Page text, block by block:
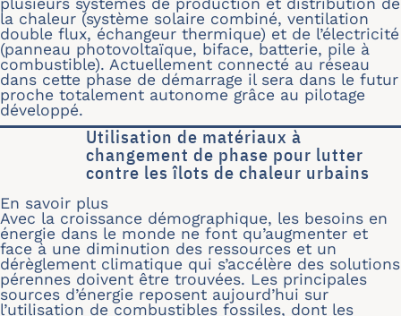
plusieurs systèmes de production et distribution de
la chaleur (système solaire combiné, ventilation
double flux, échangeur thermique) et de l’électricité
(panneau photovoltaïque, biface, batterie, pile à
combustible). Actuellement connecté au réseau
dans cette phase de démarrage il sera dans le futur
proche totalement autonome grâce au pilotage
développé.
Utilisation de matériaux à
changement de phase pour lutter
contre les îlots de chaleur urbains
En savoir plus
Avec la croissance démographique, les besoins en
énergie dans le monde ne font qu’augmenter et
face à une diminution des ressources et un
dérèglement climatique qui s’accélère des solutions
pérennes doivent être trouvées. Les principales
sources d’énergie reposent aujourd’hui sur
l’utilisation de combustibles fossiles, dont les